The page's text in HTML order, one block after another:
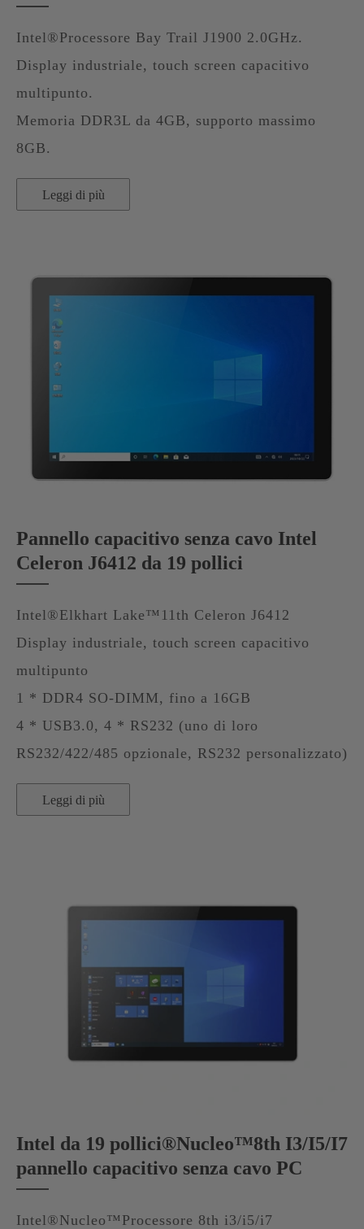
Intel®Processore Bay Trail J1900 2.0GHz.
Display industriale, touch screen capacitivo
multipunto.
Memoria DDR3L da 4GB, supporto massimo
8GB.
Leggi di più
Pannello capacitivo senza cavo Intel
Celeron J6412 da 19 pollici
Intel®Elkhart Lake™11th Celeron J6412
Display industriale, touch screen capacitivo
multipunto
1 * DDR4 SO-DIMM, fino a 16GB
4 * USB3.0, 4 * RS232 (uno di loro
RS232/422/485 opzionale, RS232 personalizzato)
Leggi di più
Intel da 19 pollici®Nucleo™8th I3/I5/I7
pannello capacitivo senza cavo PC
Intel®Nucleo™Processore 8th i3/i5/i7